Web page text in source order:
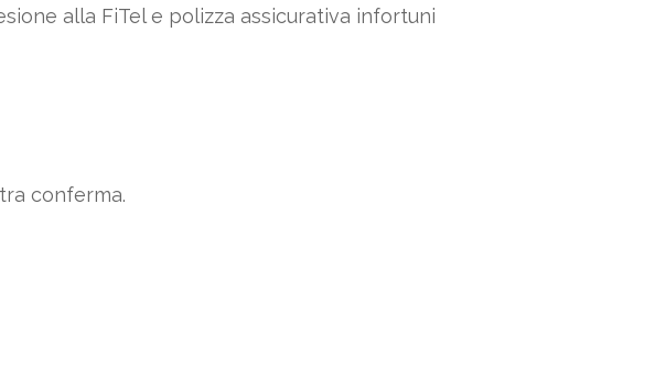
alla FiTel e polizza assicurativa infortuni
conferma.